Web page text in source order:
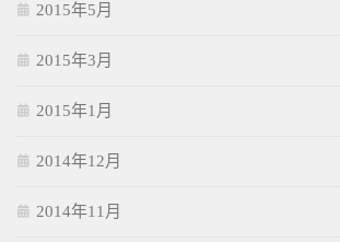
2015年5月
2015年3月
2015年1月
2014年12月
2014年11月